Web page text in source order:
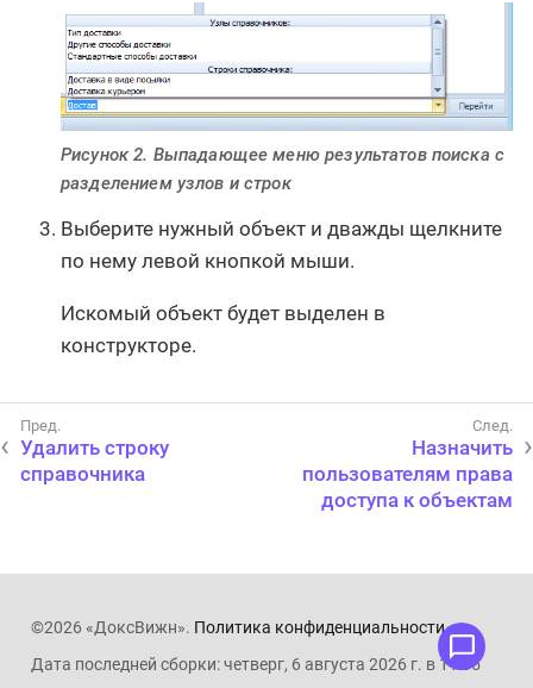
Рисунок 2. Выпадающее меню результатов поиска с
разделением узлов и строк
Выберите нужный объект и дважды щелкните
по нему левой кнопкой мыши.
Искомый объект будет выделен в
конструкторе.
Удалить строку
справочника
Назначить
пользователям права
доступа к объектам
©2026 «ДоксВижн». Политика конфиденциальности.
Дата последней сборки: четверг, 6 августа 2026 г. в 11:05